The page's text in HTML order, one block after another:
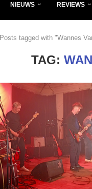
NIEUWS REVIEWS
Posts tagged with "Wannes
TAG: